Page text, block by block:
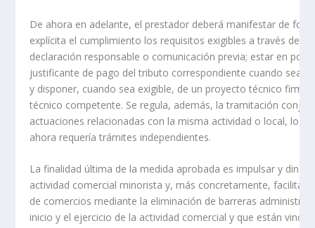
De ahora en adelante, el prestador deberá manifestar de
explícita el cumplimiento los requisitos exigibles a través de la
declaración responsable o comunicación previa; estar en
justificante de pago del tributo correspondiente cuando sea
y disponer, cuando sea exigible, de un proyecto técnico
técnico competente. Se regula, además, la tramitación
actuaciones relacionadas con la misma actividad o local, lo
ahora requería trámites independientes.
La finalidad última de la medida aprobada es impulsar y
actividad comercial minorista y, más concretamente, facilitar
de comercios mediante la eliminación de barreras
inicio y el ejercicio de la actividad comercial y que están